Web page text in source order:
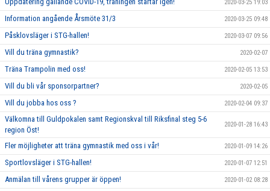
2020-03-25 19:03
Information angående Årsmöte 31/3 2020-03-25 09:48
Påsklovsläger i STG-hallen! 2020-03-07 09:56
Vill du träna gymnastik? 2020-02-07
Träna Trampolin med oss! 2020-02-05 13:53
Vill du bli vår sponsorpartner? 2020-02-05
Vill du jobba hos oss ? 2020-02-04 09:37
Välkomna till Guldpokalen samt Regionskval till Riksfinal steg 5-6
region Öst!
2020-01-28 16:43
Fler möjligheter att träna gymnastik med oss i vår! 2020-01-09 14:26
Sportlovsläger i STG-hallen! 2020-01-07 12:51
Anmälan till vårens grupper är öppen! 2020-01-02 08:28